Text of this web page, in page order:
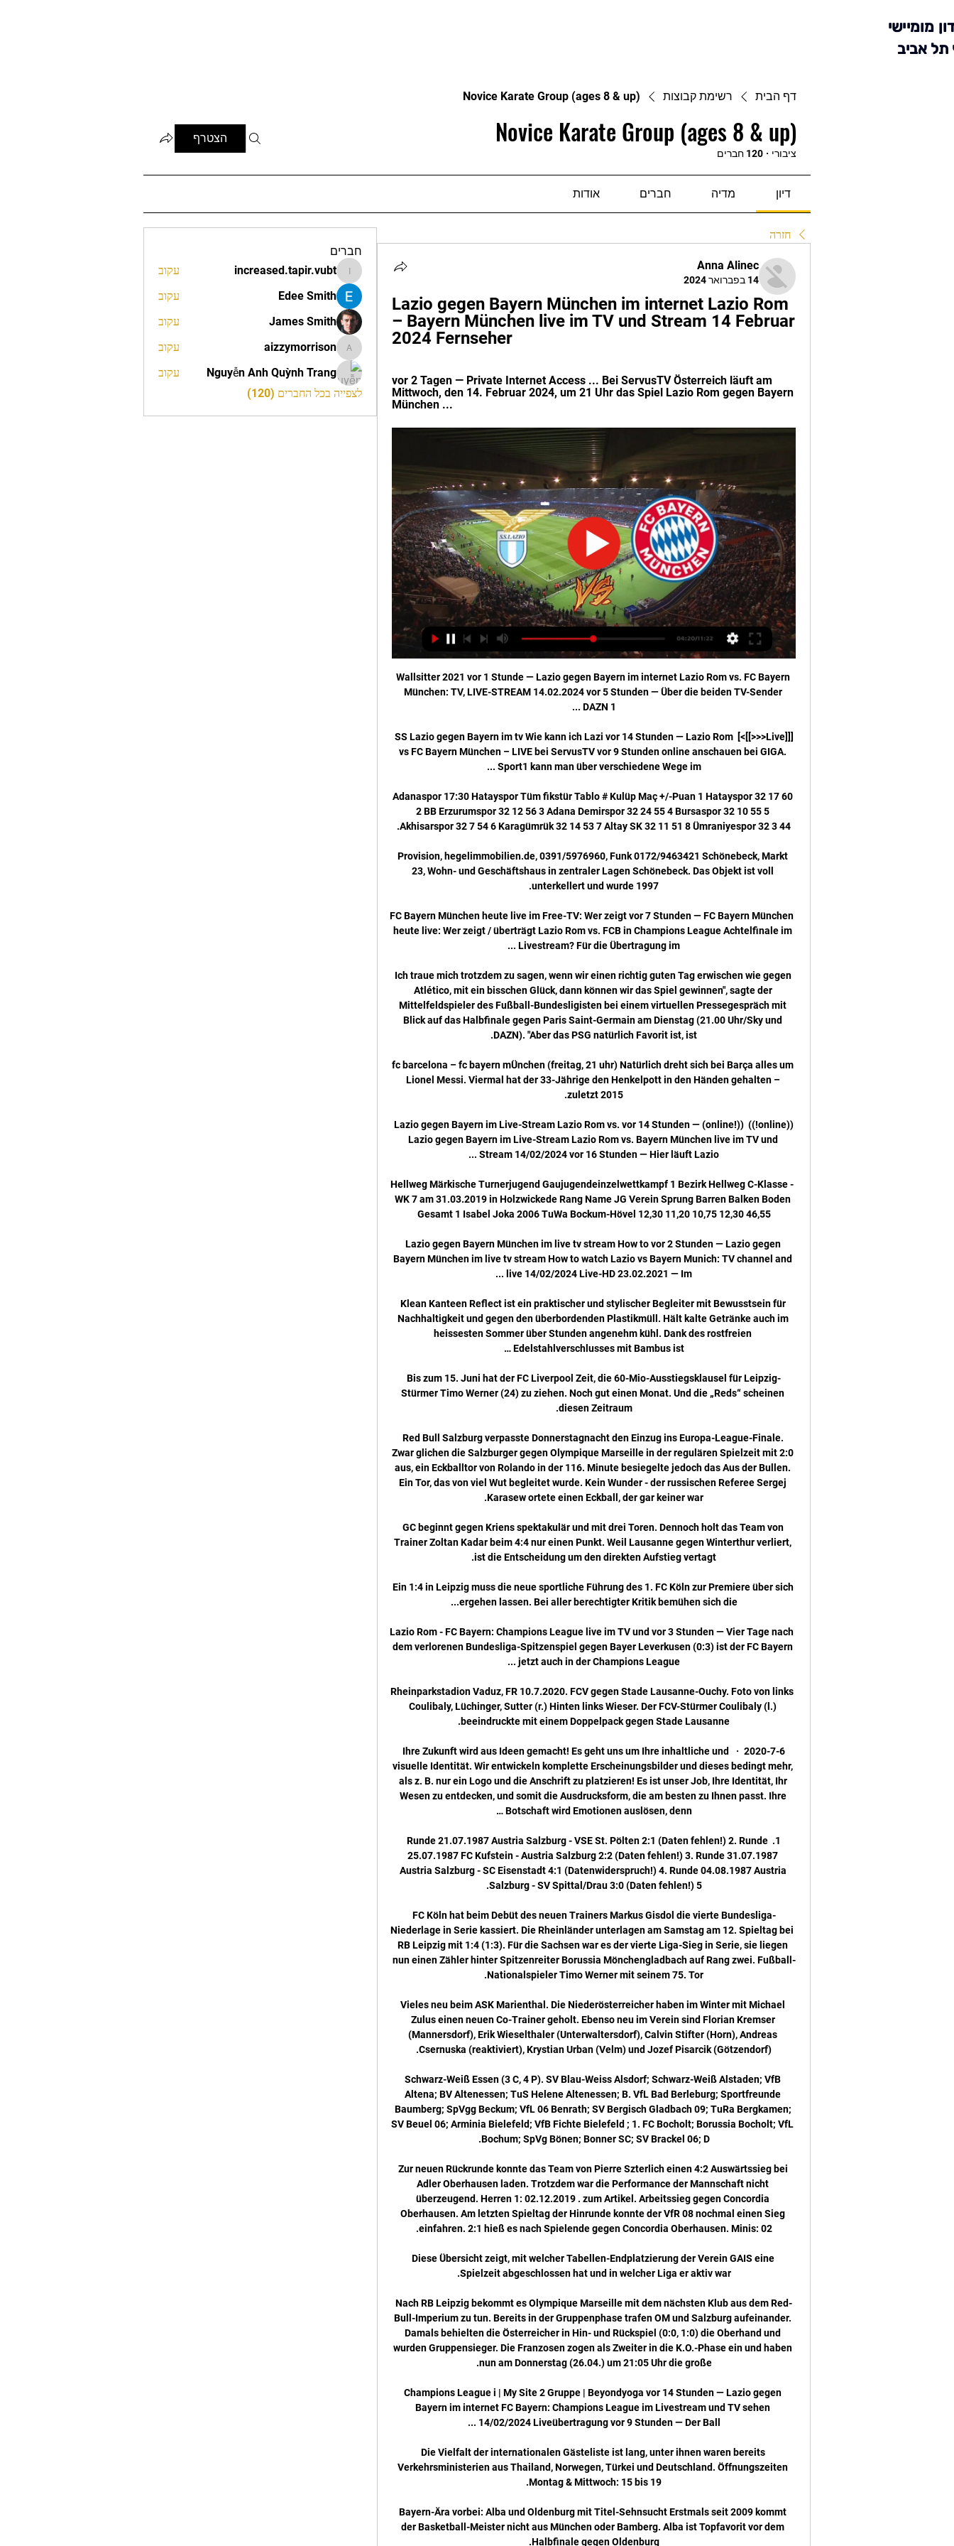
מומיישי
תל אביב
דף הבית רשימת קבוצות Novice Karate Group (ages 8 & up)
Novice Karate Group (ages 8 & up)
ציבורי · 120 חברים
הצטרף
דיון מדיה חברים אודות
חזרה
Anna Alinec
14 בפברואר 2024
Lazio gegen Bayern München im internet Lazio Rom
– Bayern München live im TV und Stream 14 Februar
2024 Fernseher
vor 2 Tagen — Private Internet Access ... Bei ServusTV Österreich läuft am
Mittwoch, den 14. Februar 2024, um 21 Uhr das Spiel Lazio Rom gegen Bayern
München ...
Wallsitter 2021 vor 1 Stunde — Lazio gegen Bayern im internet Lazio Rom vs. FC Bayern München: TV, LIVE-STREAM 14.02.2024 vor 5 Stunden — Über die beiden TV-Sender DAZN 1 ...

[[[Live<<<]]>] SS Lazio gegen Bayern im tv Wie kann ich Lazi vor 14 Stunden — Lazio Rom vs FC Bayern München – LIVE bei ServusTV vor 9 Stunden online anschauen bei GIGA. Sport1 kann man über verschiedene Wege im ...

Adanaspor 17:30 Hatayspor Tüm fikstür Tablo # Kulüp Maç +/-Puan 1 Hatayspor 32 17 60 2 BB Erzurumspor 32 12 56 3 Adana Demirspor 32 24 55 4 Bursaspor 32 10 55 5 Akhisarspor 32 7 54 6 Karagümrük 32 14 53 7 Altay SK 32 11 51 8 Ümraniyespor 32 3 44.

Provision, hegelimmobilien.de, 0391/5976960, Funk 0172/9463421 Schönebeck, Markt 23, Wohn- und Geschäftshaus in zentraler Lagen Schönebeck. Das Objekt ist voll unterkellert und wurde 1997.

FC Bayern München heute live im Free-TV: Wer zeigt vor 7 Stunden — FC Bayern München heute live: Wer zeigt / überträgt Lazio Rom vs. FCB in Champions League Achtelfinale im Livestream? Für die Übertragung im ...

Ich traue mich trotzdem zu sagen, wenn wir einen richtig guten Tag erwischen wie gegen Atlético, mit ein bisschen Glück, dann können wir das Spiel gewinnen", sagte der Mittelfeldspieler des Fußball-Bundesligisten bei einem virtuellen Pressegespräch mit Blick auf das Halbfinale gegen Paris Saint-Germain am Dienstag (21.00 Uhr/Sky und DAZN). "Aber das PSG natürlich Favorit ist, ist.

fc barcelona – fc bayern mÜnchen (freitag, 21 uhr) Natürlich dreht sich bei Barça alles um Lionel Messi. Viermal hat der 33-Jährige den Henkelpott in den Händen gehalten – zuletzt 2015.

((online!)) Lazio gegen Bayern im Live-Stream Lazio Rom vs. vor 14 Stunden — (online!)) Lazio gegen Bayern im Live-Stream Lazio Rom vs. Bayern München live im TV und Stream 14/02/2024 vor 16 Stunden — Hier läuft Lazio ...

Hellweg Märkische Turnerjugend Gaujugendeinzelwettkampf 1 Bezirk Hellweg C-Klasse - WK 7 am 31.03.2019 in Holzwickede Rang Name JG Verein Sprung Barren Balken Boden Gesamt 1 Isabel Joka 2006 TuWa Bockum-Hövel 12,30 11,20 10,75 12,30 46,55

Lazio gegen Bayern München im live tv stream How to vor 2 Stunden — Lazio gegen Bayern München im live tv stream How to watch Lazio vs Bayern Munich: TV channel and live 14/02/2024 Live-HD 23.02.2021 — Im ...

Klean Kanteen Reflect ist ein praktischer und stylischer Begleiter mit Bewusstsein für Nachhaltigkeit und gegen den überbordenden Plastikmüll. Hält kalte Getränke auch im heissesten Sommer über Stunden angenehm kühl. Dank des rostfreien Edelstahlverschlusses mit Bambus ist …

Bis zum 15. Juni hat der FC Liverpool Zeit, die 60-Mio-Ausstiegsklausel für Leipzig-Stürmer Timo Werner (24) zu ziehen. Noch gut einen Monat. Und die „Reds“ scheinen diesen Zeitraum.

Red Bull Salzburg verpasste Donnerstagnacht den Einzug ins Europa-League-Finale. Zwar glichen die Salzburger gegen Olympique Marseille in der regulären Spielzeit mit 2:0 aus, ein Eckballtor von Rolando in der 116. Minute besiegelte jedoch das Aus der Bullen. Ein Tor, das von viel Wut begleitet wurde. Kein Wunder - der russischen Referee Sergej Karasew ortete einen Eckball, der gar keiner war.

GC beginnt gegen Kriens spektakulär und mit drei Toren. Dennoch holt das Team von Trainer Zoltan Kadar beim 4:4 nur einen Punkt. Weil Lausanne gegen Winterthur verliert, ist die Entscheidung um den direkten Aufstieg vertagt.

Ein 1:4 in Leipzig muss die neue sportliche Führung des 1. FC Köln zur Premiere über sich ergehen lassen. Bei aller berechtigter Kritik bemühen sich die...

Lazio Rom - FC Bayern: Champions League live im TV und vor 3 Stunden — Vier Tage nach dem verlorenen Bundesliga-Spitzenspiel gegen Bayer Leverkusen (0:3) ist der FC Bayern jetzt auch in der Champions League ...

Rheinparkstadion Vaduz, FR 10.7.2020. FCV gegen Stade Lausanne-Ouchy. Foto von links Coulibaly, Lüchinger, Sutter (r.) Hinten links Wieser. Der FCV-Stürmer Coulibaly (l.) beeindruckte mit einem Doppelpack gegen Stade Lausanne.

2020-7-6 · Ihre Zukunft wird aus Ideen gemacht! Es geht uns um Ihre inhaltliche und visuelle Identität. Wir entwickeln komplette Erscheinungsbilder und dieses bedingt mehr, als z. B. nur ein Logo und die Anschrift zu platzieren! Es ist unser Job, Ihre Identität, Ihr Wesen zu entdecken, und somit die Ausdrucksform, die am besten zu Ihnen passt. Ihre Botschaft wird Emotionen auslösen, denn …

1. Runde 21.07.1987 Austria Salzburg - VSE St. Pölten 2:1 (Daten fehlen!) 2. Runde 25.07.1987 FC Kufstein - Austria Salzburg 2:2 (Daten fehlen!) 3. Runde 31.07.1987 Austria Salzburg - SC Eisenstadt 4:1 (Datenwiderspruch!) 4. Runde 04.08.1987 Austria Salzburg - SV Spittal/Drau 3:0 (Daten fehlen!) 5.

FC Köln hat beim Debüt des neuen Trainers Markus Gisdol die vierte Bundesliga-Niederlage in Serie kassiert. Die Rheinländer unterlagen am Samstag am 12. Spieltag bei RB Leipzig mit 1:4 (1:3). Für die Sachsen war es der vierte Liga-Sieg in Serie, sie liegen nun einen Zähler hinter Spitzenreiter Borussia Mönchengladbach auf Rang zwei. Fußball-Nationalspieler Timo Werner mit seinem 75. Tor.

Vieles neu beim ASK Marienthal. Die Niederösterreicher haben im Winter mit Michael Zulus einen neuen Co-Trainer geholt. Ebenso neu im Verein sind Florian Kremser (Mannersdorf), Erik Wieselthaler (Unterwaltersdorf), Calvin Stifter (Horn), Andreas Csernuska (reaktiviert), Krystian Urban (Velm) und Jozef Pisarcik (Götzendorf).

Schwarz-Weiß Essen‎ (3 C, 4 P). SV Blau-Weiss Alsdorf; Schwarz-Weiß Alstaden; VfB Altena; BV Altenessen; TuS Helene Altenessen; B. VfL Bad Berleburg; Sportfreunde Baumberg; SpVgg Beckum; VfL 06 Benrath; SV Bergisch Gladbach 09; TuRa Bergkamen; SV Beuel 06; Arminia Bielefeld; VfB Fichte Bielefeld ; 1. FC Bocholt; Borussia Bocholt; VfL Bochum; SpVg Bönen; Bonner SC; SV Brackel 06; D.

Zur neuen Rückrunde konnte das Team von Pierre Szterlich einen 4:2 Auswärtssieg bei Adler Oberhausen laden. Trotzdem war die Performance der Mannschaft nicht überzeugend. Herren 1: 02.12.2019 . zum Artikel. Arbeitssieg gegen Concordia Oberhausen. Am letzten Spieltag der Hinrunde konnte der VfR 08 nochmal einen Sieg einfahren. 2:1 hieß es nach Spielende gegen Concordia Oberhausen. Minis: 02.

Diese Übersicht zeigt, mit welcher Tabellen-Endplatzierung der Verein GAIS eine Spielzeit abgeschlossen hat und in welcher Liga er aktiv war.

Nach RB Leipzig bekommt es Olympique Marseille mit dem nächsten Klub aus dem Red-Bull-Imperium zu tun. Bereits in der Gruppenphase trafen OM und Salzburg aufeinander. Damals behielten die Österreicher in Hin- und Rückspiel (0:0, 1:0) die Oberhand und wurden Gruppensieger. Die Franzosen zogen als Zweiter in die K.O.-Phase ein und haben nun am Donnerstag (26.04.) um 21:05 Uhr die große.

Champions League i | My Site 2 Gruppe | Beyondyoga vor 14 Stunden — Lazio gegen Bayern im internet FC Bayern: Champions League im Livestream und TV sehen 14/02/2024 Liveübertragung vor 9 Stunden — Der Ball ...

Die Vielfalt der internationalen Gästeliste ist lang, unter ihnen waren bereits Verkehrsministerien aus Thailand, Norwegen, Türkei und Deutschland. Öffnungszeiten Montag & Mittwoch: 15 bis 19.

Bayern-Ära vorbei: Alba und Oldenburg mit Titel-Sehnsucht Erstmals seit 2009 kommt der Basketball-Meister nicht aus München oder Bamberg. Alba ist Topfavorit vor dem Halbfinale gegen Oldenburg.

Fussball heute live: Lazio vs. Bayern Übertragung im TV & vor 17 Minuten — Lazio Rom vs. FC Bayern München Übertragung live im TV & Stream: Wir Internet und stationären Bereich erteilt („behördlich zugelassener ...

23 1 D 18:10 SV Westfalia Rhynern SV Lippstadt SVF Herringen FC Iserlohn SV Westfalia Huckarde 4. 1. FC Mönchengladbach 1 C 17:50 VFL Schwerte 1. 3. SV Lippstadt SG Bockum Hövel Gruppe D DjK TuS Hordel RW Ahlen TUSEM Essen JSG Unna/Billmerich Gruppe B Samstag 27.12.2014 Fußball-Hallenturnier für F 1 - Junioren 14:30 08:00 02:00 EVORA WeihnachtsCup 2014 SV Westfalia Rhynern 1 Gruppe A 2.

Champions League heute live: FC Bayern gegen Lazio Rom vor 8 Stunden — Das bedeutet, dass Ihr FC Bayern München gegen Lazio Rom nur live auf DAZN seht! Benutzt Ihr ein Gerät mit einem Internet-Browser (zum ...

TuSEM Essen feiert Aufstieg in die LIQUI MOLY HBL im Autokino DHB, HBL und HBF bilden Taskforce: Experten suchen Wege für den Leistungssport durch die Zeit der Corona-Pandemie DHB zeigt Heim-WM im interaktiven Re-Live-Format Henning Fritz stellt Buchprojekt vor Nach vier Jahren: Raul Santos kehrt zurück zum VfL Gummersbach Gudjon Valur Sigurdsson wird neuer Trainer beim VfL Gummersbach …

Für Leipzig war es zwar am vierten Spieltag der erste. Infos, Statistik und Bilanz zum Spiel Bayern München – RB Leipzig – kicker. In der Partie Leipzig gegen Hertha geht es für die Berliner am Mittwoch ab 18.30 Uhr um die Fortsetzung ihres Laufs. RB hingegen hofft auf …

Bisherige Vereine: SC Weyer, TV Bornich, TuS Ahrbach, SC 07 Bad Neuenahr, SG Essen-Schönebeck Größte Erfolge: DFB-Pokalsieg 2010 33 - Kathleen "Paula" Radtke Position: Abwehr Geburtsdatum: 31.01.1985 Nationalität: deutsch Größe: 165 cm Lebensmotto: Das Leben ist wie Rad fahren, um die BALANCE zu halten, gilt es sich zu bewegen. Beim MSV seit: 2016 Bisherige Vereine: VfB Gröbzig, CFC.

Garbarnia Kraków gegen Lech Poznań II Live-Ticker (und kostenlos Übertragung Video Live-Stream sehen im Internet) startet am 24.8.2019. um 15:30 (UTC Zeitzone) in Stadion Garbarni, Krakow, Poland, in II Liga, Poland.

Der Meister feierte am Sonntag im turbulenten Topspiel der Runde bei Bayer Leverkusen. Bayer rutschte durch die Niederlage auf Rang drei ab und hat im Kampf um die direkte. Glasgow Rangers.

RB Leipzig - Hertha BSC, 01.06. 1. FC Köln - RB Leipzig, 06.06. RB Leipzig - SC Paderborn 07 . Mehr zeigen LiveTicker.com. Nutzungsbedingungen Hier werben Kontakt Wir empfehlen. Folge uns. Facebook. Twitter. Instagram. Mobile Anwendungen. Unsere App ist für dein Smartphone optimiert. Lade dir die App kostenlos herunter! Lite Version. Zur Desktopversion wechseln. Zur mobilen Version wechseln.

Die Basketballer des FC Bay
חברים
increased.tapir.vubt
increased.tapir.vubt
עקוב
Edee Smith
עקוב
James Smith
עקוב
aizzymorrison
aizzymorrison
עקוב
Nguyễn Anh Quỳnh Trang
עקוב
לצפייה בכל החברים (120)